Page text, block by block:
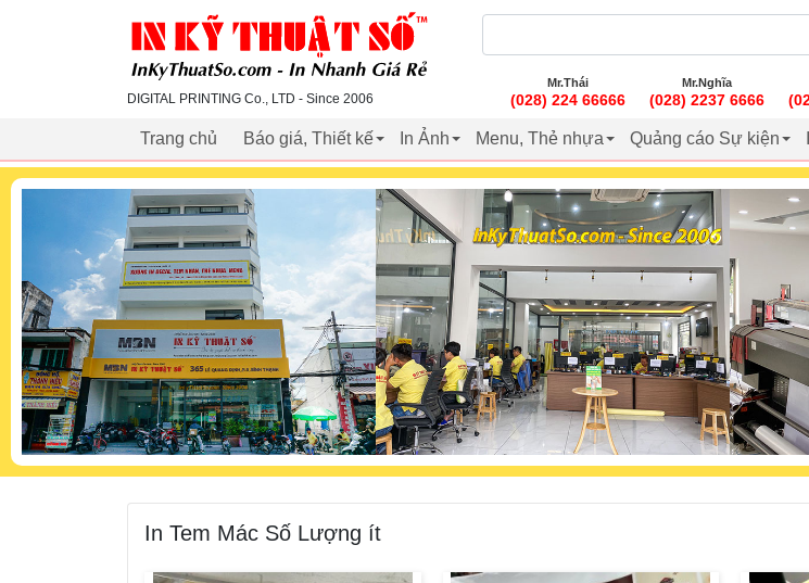
inkythuatso.com
DIGITAL PRINTING Co., LTD - Since 2006
Mr.Thái
(028) 224 66666
Mr.Nghĩa
(028) 2237 6666
Trang chủ Báo giá, Thiết kế In Ảnh Menu, Thẻ nhựa Quảng cáo Sự kiện
In Tem Mác Số Lượng ít